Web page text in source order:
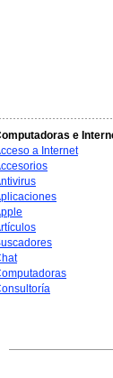
e
a Internet